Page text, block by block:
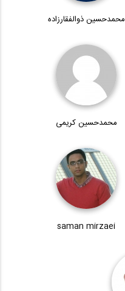
محمدحسین ذوالفقارزاده
محمدحسین کریمی
saman mirzaei